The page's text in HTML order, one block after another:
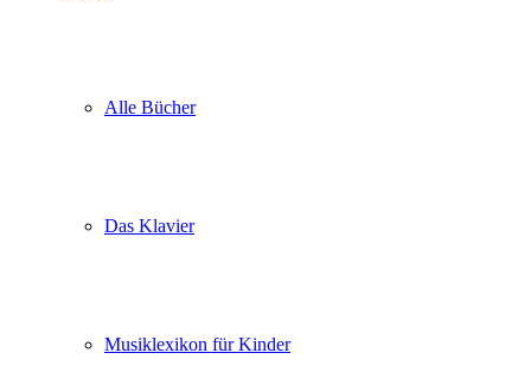
Alle Bücher
Das Klavier
Musiklexikon für Kinder